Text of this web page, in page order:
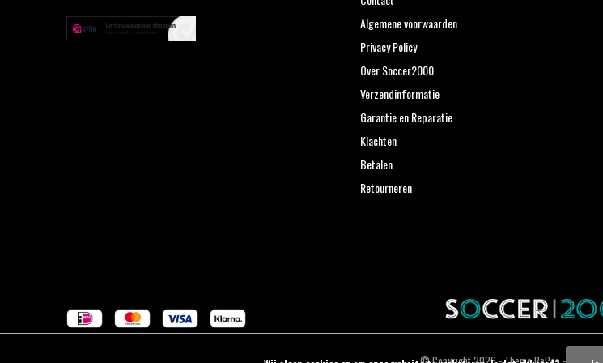
Algemene voorwaarden
Privacy Policy
Over Soccer2000
Verzendinformatie
Garantie en Reparatie
Klachten
Betalen
Retourneren